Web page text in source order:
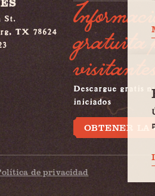
St.
TX 78624
gratuita
Descargue gratis
iniciados
OBTENER LA
de privacidad